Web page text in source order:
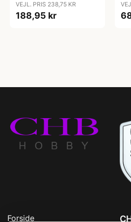
VEJL. PRIS 238,75 KR
188,95 kr
Forside